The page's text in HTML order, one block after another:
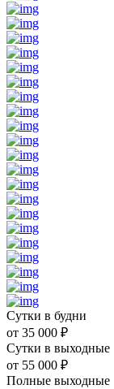
Сутки в будни
от 35 000 ₽
Сутки в выходные
от 55 000 ₽
Полные выходные